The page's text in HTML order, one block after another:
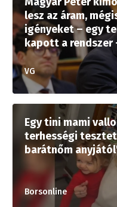
lesz az áram,
igényeket – egy
kapott a rendszer
VG
Egy tini mami
terhességi
barátnőm
Borsonline